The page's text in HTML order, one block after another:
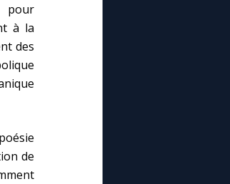
pour
à la
des
de